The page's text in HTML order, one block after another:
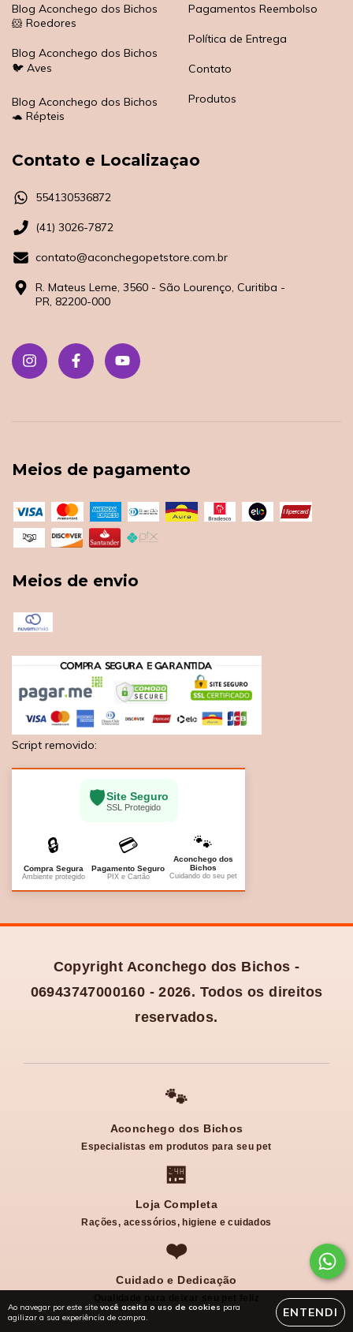
Ao navegar por este site você aceita o uso de cookies para
agilizar a sua experiência de compra.
ENTENDI
Blog Aconchego dos Bichos
🐹 Roedores
Blog Aconchego dos Bichos
🐦 Aves
Blog Aconchego dos Bichos
🐢 Répteis
Pagamentos Reembolso
Política de Entrega
Contato
Produtos
Contato e Localizaçao
554130536872
(41) 3026-7872
contato@aconchegopetstore.com.br
R. Mateus Leme, 3560 - São Lourenço, Curitiba -
PR, 82200-000
Meios de pagamento
Meios de envio
Script removido:
🛡️Site Seguro
SSL Protegido
🔒
Compra Segura
Ambiente protegido
💳
Pagamento Seguro
PIX e Cartão
🐾
Aconchego dos
Bichos
Cuidando do seu pet
Copyright Aconchego dos Bichos -
06943747000160 - 2026. Todos os direitos
reservados.
🐾
Aconchego dos Bichos
Especialistas em produtos para seu pet
🏪
Loja Completa
Rações, acessórios, higiene e cuidados
❤️
Cuidado e Dedicação